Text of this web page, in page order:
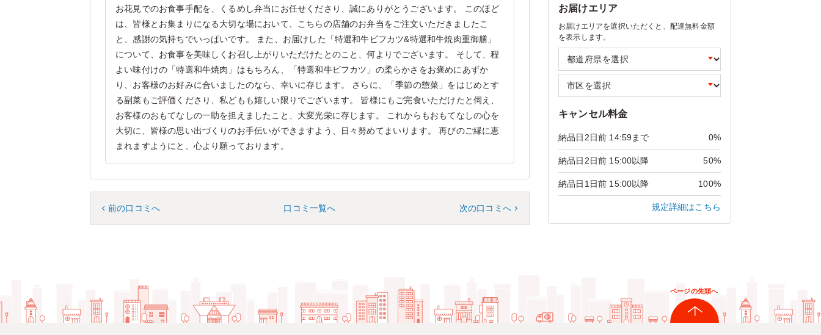
お花見でのお食事手配を、くるめし弁当にお任せくださり、誠にありがとうございます。 このほど
は、皆様とお集まりになる大切な場において、こちらの店舗のお弁当をご注文いただきましたこ
と、感謝の気持ちでいっぱいです。 また、お届けした「特選和牛ビフカツ&特選和牛焼肉重御膳」
について、お食事を美味しくお召し上がりいただけたとのこと、何よりでございます。 そして、程
よい味付けの「特選和牛焼肉」はもちろん、「特選和牛ビフカツ」の柔らかさをお褒めにあずか
り、お客様のお好みに合いましたのなら、幸いに存じます。 さらに、「季節の惣菜」をはじめとす
る副菜もご評価くださり、私どもも嬉しい限りでございます。 皆様にもご完食いただけたと伺え、
お客様のおもてなしの一助を担えましたこと、大変光栄に存じます。 これからもおもてなしの心を
大切に、皆様の思い出づくりのお手伝いができますよう、日々努めてまいります。 再びのご縁に恵
まれますようにと、心より願っております。
前の口コミへ 口コミ一覧へ 次の口コミへ
お届けエリア
お届けエリアを選択いただくと、配達無料金額
を表示します。
キャンセル料金
納品日2日前 14:59まで 0%
納品日2日前 15:00以降 50%
納品日1日前 15:00以降 100%
規定詳細はこちら
ページの先頭へ